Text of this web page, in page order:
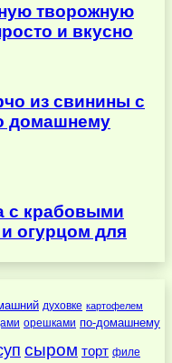
творожную
и вкусно
из свинины с
домашнему
с крабовыми
огурцом для
духовке картофелем
орешками по-домашнему
сыром торт филе